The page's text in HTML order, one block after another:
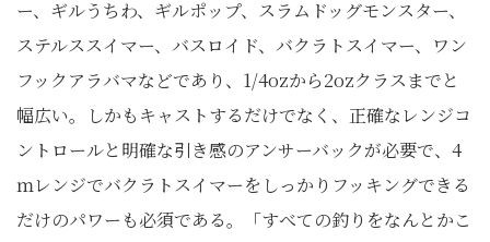
ー、ギルうちわ、ギルポップ、スラムドッグモンスター、
ステルススイマー、バスロイド、バクラトスイマー、ワン
フックアラバマなどであり、1/4ozから2ozクラスまでと
幅広い。しかもキャストするだけでなく、正確なレンジコ
ントロールと明確な引き感のアンサーバックが必要で、4
ｍレンジでバクラトスイマーをしっかりフッキングできる
だけのパワーも必須である。「すべての釣りをなんとかこ